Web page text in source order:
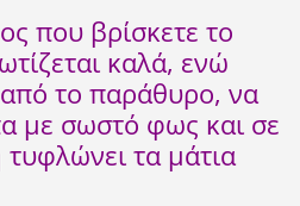
που βρίσκετε το
καλά, ενώ
από το παράθυρο, να
με σωστό φως και σε
τα μάτια